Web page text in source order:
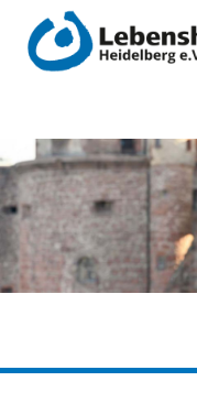
zum Inhalt springen